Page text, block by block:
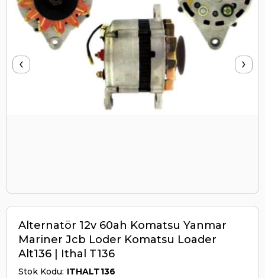
‹ ›
Alternatör 12v 60ah Komatsu Yanmar
Mariner Jcb Loder Komatsu Loader
Alt136 | Ithal T136
Stok Kodu ITHALT136